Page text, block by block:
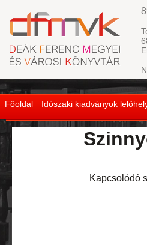
Főoldal Időszaki kiadványok
Kapcsolódó